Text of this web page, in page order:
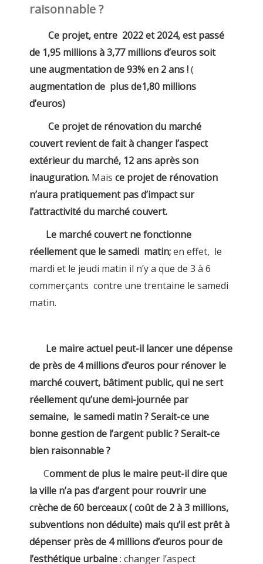
raisonnable ?
Ce projet, entre 2022 et 2024, est passé
de 1,95 millions à 3,77 millions d’euros soit
une augmentation de 93% en 2 ans !(
augmentation de plus de1,80 millions
d’euros)
Ce projet de rénovation du marché
couvert revient de fait à changer l’aspect
extérieur du marché, 12 ans après son
inauguration. Mais ce projet de rénovation
n’aura pratiquement pas d’impact sur
l’attractivité du marché couvert.
Le marché couvert ne fonctionne
réellement que le samedi matin;en effet, le
mardi et le jeudi matin il n’y a que de 3 à 6
commerçants contre une trentaine le samedi
matin.
Le maire actuel peut-il lancer une dépense
de près de 4 millions d’euros pour rénover le
marché couvert, bâtiment public, qui ne sert
réellement qu’une demi-journée par
semaine, le samedi matin ? Serait-ce une
bonne gestion de l’argent public ? Serait-ce
bien raisonnable ?
Comment de plus le maire peut-il dire que
la ville n’a pas d’argent pour rouvrir une
crèche de 60 berceaux ( coût de 2 à 3 millions,
subventions non déduite) mais qu’il est prêt à
dépenser près de 4 millions d’euros pour de
l’esthétique urbaine: changer l’aspect